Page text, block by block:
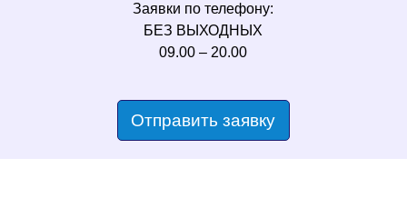
Заявки по телефону:
БЕЗ ВЫХОДНЫХ
09.00 – 20.00
Отправить заявку